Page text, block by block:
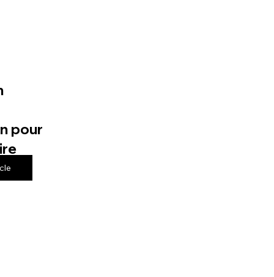
pour